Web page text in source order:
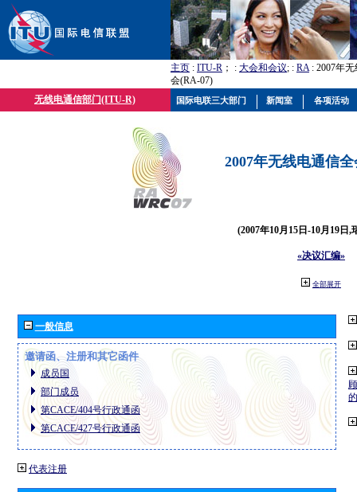
主页 : ITU-R ； : 大会和会议; : RA: 2007年
会(RA-07)
无线电通信部门(ITU-R)
2007年无线电通信
(2007年10月15日-10月19日,
«决议汇编»
全部展开
一般信息
邀请函、注册和其它函件
成员国
部门成员
第CACE/404号行政通函
第CACE/427号行政通函
代表注册
国际电联三大部门 新闻室 各项活动